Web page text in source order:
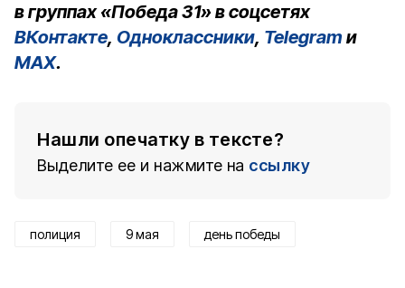
в группах «Победа 31» в соцсетях
ВКонтакте, Одноклассники, Telegram и
MAX.
Нашли опечатку в тексте?
Выделите ее и нажмите на ссылку
полиция 9 мая день победы